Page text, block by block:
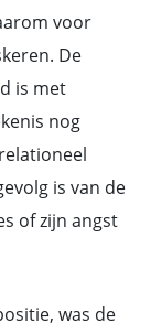
voor
De
is met
nog
is van de
of zijn angst
was de